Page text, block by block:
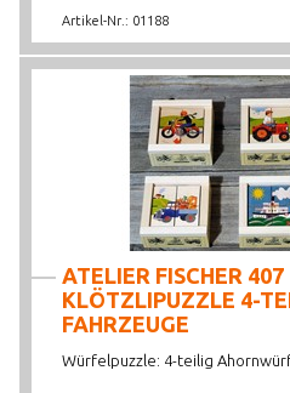
Artikel-Nr.: 01188
ATELIER FISCHER 407
KLÖTZLIPUZZLE 4-
FAHRZEUGE
Würfelpuzzle: 4-teilig